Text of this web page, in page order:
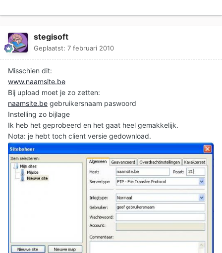
stegisoft
Geplaatst: 7 februari 2010
Misschien dit:
www.naamsite.be
Bij upload moet je zo zetten:
naamsite.be gebruikersnaam paswoord
Instelling zo bijlage
Ik heb het geprobeerd en het gaat heel gemakkelijk.
Nota: je hebt toch client versie gedownload.